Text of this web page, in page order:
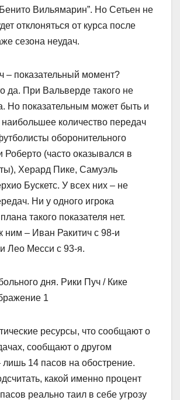
Вильямарин”. Но Сетьен не
отклоняться от курса после
сезона неудач.
– показательный момент?
да. При Вальверде такого не
Но показательным может быть и
наибольшее количество передач
оборонительного
Роберто (часто оказывался в
Херард Пике, Самуэль
Бускетс. У всех них – не
Ни у одного игрока
такого показателя нет.
ним – Иван Ракитич с 98-и
Лео Месси с 93-я.
ресурсы, что сообщают о
сообщают о другом
лишь 14 пасов на обострение.
какой именно процент
реально таил в себе угрозу